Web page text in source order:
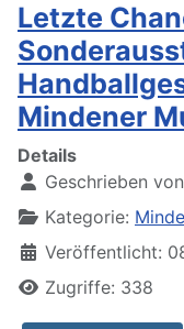
Letzte
Mindener
Details
Geschrieben
Kategorie:
Veröffentlicht:
Zugriffe: 338